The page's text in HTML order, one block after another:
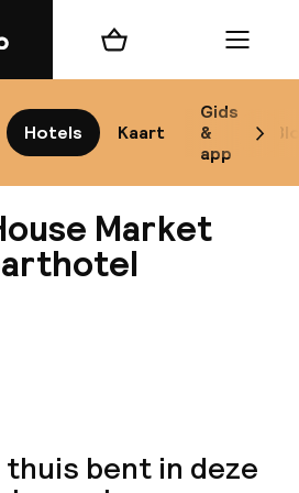
Hotels Kaart
Gids
&
app
Winkelmand Menu
Market
bent in deze